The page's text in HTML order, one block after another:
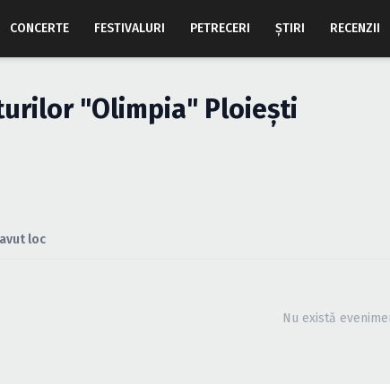
CONCERTE FESTIVALURI PETRECERI ŞTIRI RECENZII
"Olimpia" Ploieşti
loc
Nu există